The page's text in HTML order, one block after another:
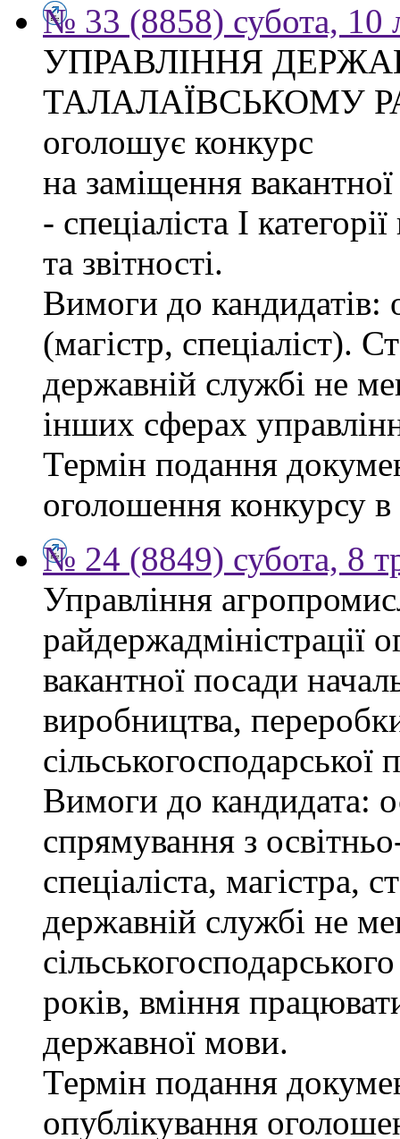
№ 33 (8858) субота, 10
УПРАВЛІННЯ
ТАЛАЛАЇВСЬКОМУ
оголошує конкурс
на заміщення
- спеціаліста І
та звітності.
Вимоги до кандидатів:
(магістр, спеціаліст).
державній службі не
інших сферах
Термін подання
оголошення конкурсу в
№ 24 (8849) субота, 8
Управління
райдержадміністрації
вакантної посади
виробництва,
сільськогосподарської
Вимоги до кандидата:
спрямування з
спеціаліста, магістра,
державній службі не
років, вміння
державної мови.
Термін подання
опублікування